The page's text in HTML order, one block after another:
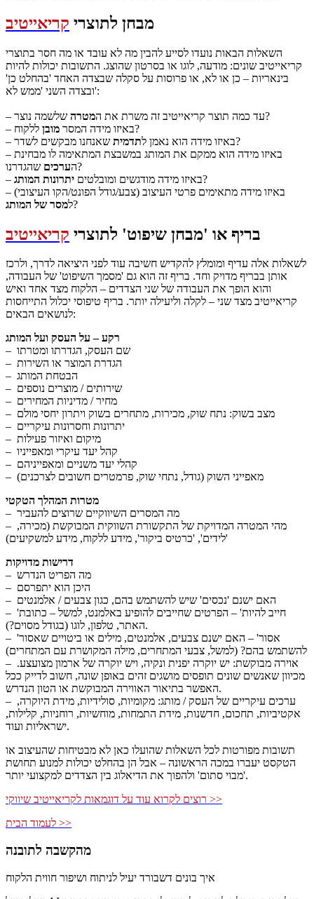
מבחן לתוצרי קריאייטיב
השאלות הבאות נועדו לסייע להבין מה לא עובד או מה חסר בתוצרי
קריאייטיב שונים: מודעה, לוגו או בסרטון שהוצג. התשובות יכולות להיות
בינאריות – כן או לא, או פרוסות על סקלה שבצדה האחד 'בהחלט כן'
ובצדה השני 'ממש לא':
– עד כמה תוצר קריאייטיב זה משרת את המטרה
שלשמה נוצר?
– באיזו מידה המסר מובן
ללקוח?
– באיזו מידה הוא נאמן לתדמית
שאנחנו מבקשים לשדר?
– באיזו מידה הוא ממקם את המותג במשבצת המתאימה לו מבחינת
הערכים שהגדרנו?
– באיזו מידה מודגשים ומובלטים יתרונות המותג
?
– באיזו מידה מתאימים פרטי העיצוב (צבע/גודל הפונט/הקו העיצובי)
למסר של המותג ?
בריף או 'מבחן שיפוט' לתוצרי קריאייטיב
לשאלות אלה עדיף ומומלץ להקדיש חשיבה עוד לפני היציאה לדרך, ולרכז
אותן בבריף מדויק וחד. בריף זה הוא גם 'מסמך השיפוט' של העבודה,
והוא הופך את העבודה של שני הצדדים – הלקוח מצד אחד ואיש
קריאייטיב מצד שני – לקלה וליעילה יותר. בריף טיפוסי יכלול התייחסות
לנושאים הבאים:
רקע – על העסק ועל המותג
– שם העסק, הגדרתו ומטרתו
– הגדרת המוצר או השירות
– הבטחת המותג
– שירותים / מוצרים נוספים
– מחיר / מדיניות המחירים
– מצב בשוק: נתח שוק, מכירות, מתחרים בשוק ויתרון יחסי מולם
– יתרונות וחסרונות עיקריים
– מיקום ואיזור פעילות
– קהל יעד עיקרי ומאפייניו
– קהלי יעד משניים ומאפייניהם
– מאפייני השוק (גודל, נתחי שוק, פרמטרים חשובים לצרכנים)
מטרות המהלך הטקטי
– מה המסרים השיווקיים שרוצים להעביר
– מהי המטרה המדויקת של התקשורת השווקית המבוקשת (מכירה,
'לידים', 'כרטיס ביקור', מידע ללקוח, מידע למשקיעים)
דרישות מדויקות
– מה הפריט הנדרש
– היכן הוא יתפרסם
– האם ישנם 'נכסים' שיש להשתמש בהם, כגון צבעים / אלמנטים
– 'חייב להיות' – הפרטים שחייבים להופיע באלמנט, למשל – כתובת
האתר, טלפון, לוגו (בגודל מסוים?).
– 'אסור' – האם ישנם צבעים, אלמנטים, מילים או ביטויים שאסור
להשתמש בהם? (למשל, צבעי המתחרים, מילה המקושרת עם המתחרים)
– אוירה מבוקשת: יש יוקרה יפנית ונקיה, ויש יוקרה של ארמון מצועצע.
מכיוון שאנשים שונים תופסים מושגים זהים באופן שונה, חשוב לדייק ככל
האפשר בתיאור האווירה המבוקשת או הטון הנדרש.
– ערכים עיקריים של העסק / מותג: מקומיות, סולידיות, מידת היוקרה,
אקטיביות, תחכום, חדשנות, מידת התמחות, מוחשיות, רוחניות, קלילות,
ישראליות ועוד.
תשובות מפורטות לכל השאלות שהועלו כאן לא מבטיחות שהעיצוב או
הטקסט יעברו במכה הראשונה – אבל הן בהחלט יכולות למנוע תחושת
'מבוי סתום' ולהפוך את הדיאלוג בין הצדדים למקצועי יותר.
רוצים לקרוא עוד על דוגמאות לקריאייטיב שיווקי >>
לעמוד הבית >>
מהקשבה לתובנה
איך בונים דשבורד יעיל לניתוח ושיפור חווית הלקוח